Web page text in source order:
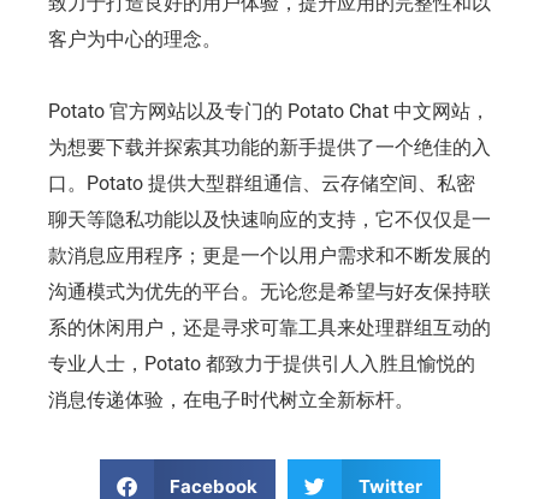
客户为中心的理念。
Potato 官方网站以及专门的 Potato Chat 中文网站，
为想要下载并探索其功能的新手提供了一个绝佳的入
口。Potato 提供大型群组通信、云存储空间、私密
聊天等隐私功能以及快速响应的支持，它不仅仅是一
款消息应用程序；更是一个以用户需求和不断发展的
沟通模式为优先的平台。无论您是希望与好友保持联
系的休闲用户，还是寻求可靠工具来处理群组互动的
专业人士，Potato 都致力于提供引人入胜且愉悦的
消息传递体验，在电子时代树立全新标杆。
Facebook Twitter